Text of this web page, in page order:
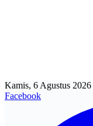
Kamis, 6 Agustus 2026
Facebook